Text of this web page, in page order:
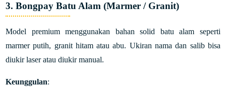
3. Bongpay Batu Alam (Marmer / Granit)
Model premium menggunakan bahan solid batu alam seperti
marmer putih, granit hitam atau abu. Ukiran nama dan salib bisa
diukir laser atau diukir manual.
Keunggulan: